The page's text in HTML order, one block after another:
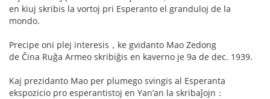
en kiuj skribis la vortoj pri Esperanto el granduloj de la
mondo.
Precipe oni plej interesis，ke gvidanto Mao Zedong
de Ĉina Ruĝa Armeo skribiĝis en kaverno je 9a de dec. 1939.
Kaj prezidanto Mao per plumego svingis al Esperanta
ekspozicio pro esperantistoj en Yan’an la skribaĵojn：